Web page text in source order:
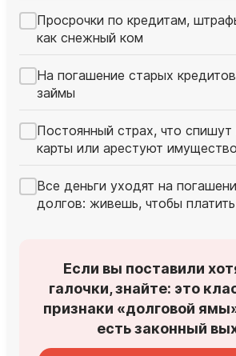
Просрочки по кредитам,
как снежный ком
На погашение старых
займы
Постоянный страх, что спишут
карты или арестуют имущество
Все деньги уходят на
долгов: живешь, чтобы платить
Если вы поставили
галочки, знайте: это
признаки «долговой
есть законный